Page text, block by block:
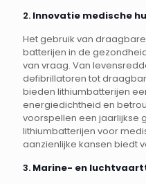
2. Innovatie medische
Het gebruik van
batterijen in de
van vraag. Van
defibrillatoren tot
bieden lithiumbatterijen
energiedichtheid en
voorspellen een jaarlijkse
lithiumbatterijen voor
aanzienlijke kansen biedt
3. Marine- en